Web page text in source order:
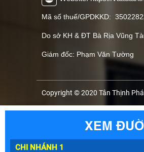
Mã số thuế/GPDKKD:
Do sở KH & ĐT Bà Rịa Vũng
Giám đốc: Phạm Văn Tường
Copyright © 2020 Tân Thịnh
XEM
CHI NHÁNH 1